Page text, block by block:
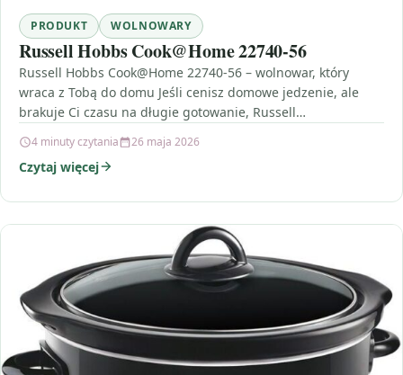
PRODUKT WOLNOWARY
Russell Hobbs Cook@Home 22740-56
Russell Hobbs Cook@Home 22740-56 – wolnowar, który
wraca z Tobą do domu Jeśli cenisz domowe jedzenie, ale
brakuje Ci czasu na długie gotowanie, Russell…
4 minuty czytania 26 maja 2026
Czytaj więcej